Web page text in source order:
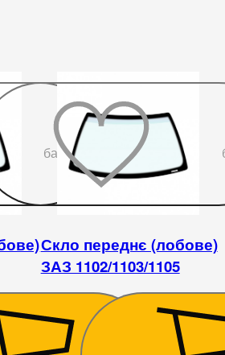
До
бажаного
Скло переднє (лобове)
ЗАЗ 1102/1103/1105